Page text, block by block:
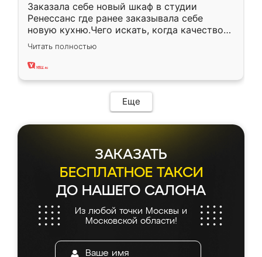
Заказала себе новый шкаф в студии
Ренессанс где ранее заказывала себе
новую кухню.Чего искать, когда качеством
вполне довольна. Служит кухня уже почти
два года, нареканий нет.
Читать полностью
Еще
ЗАКАЗАТЬ
БЕСПЛАТНОЕ ТАКСИ
ДО НАШЕГО САЛОНА
Из любой точки Москвы и
Московской области!